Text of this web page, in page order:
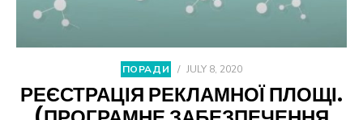
ПОРАДИ / JULY 8, 2020
РЕЄСТРАЦІЯ РЕКЛАМНОЇ ПЛОЩІ.